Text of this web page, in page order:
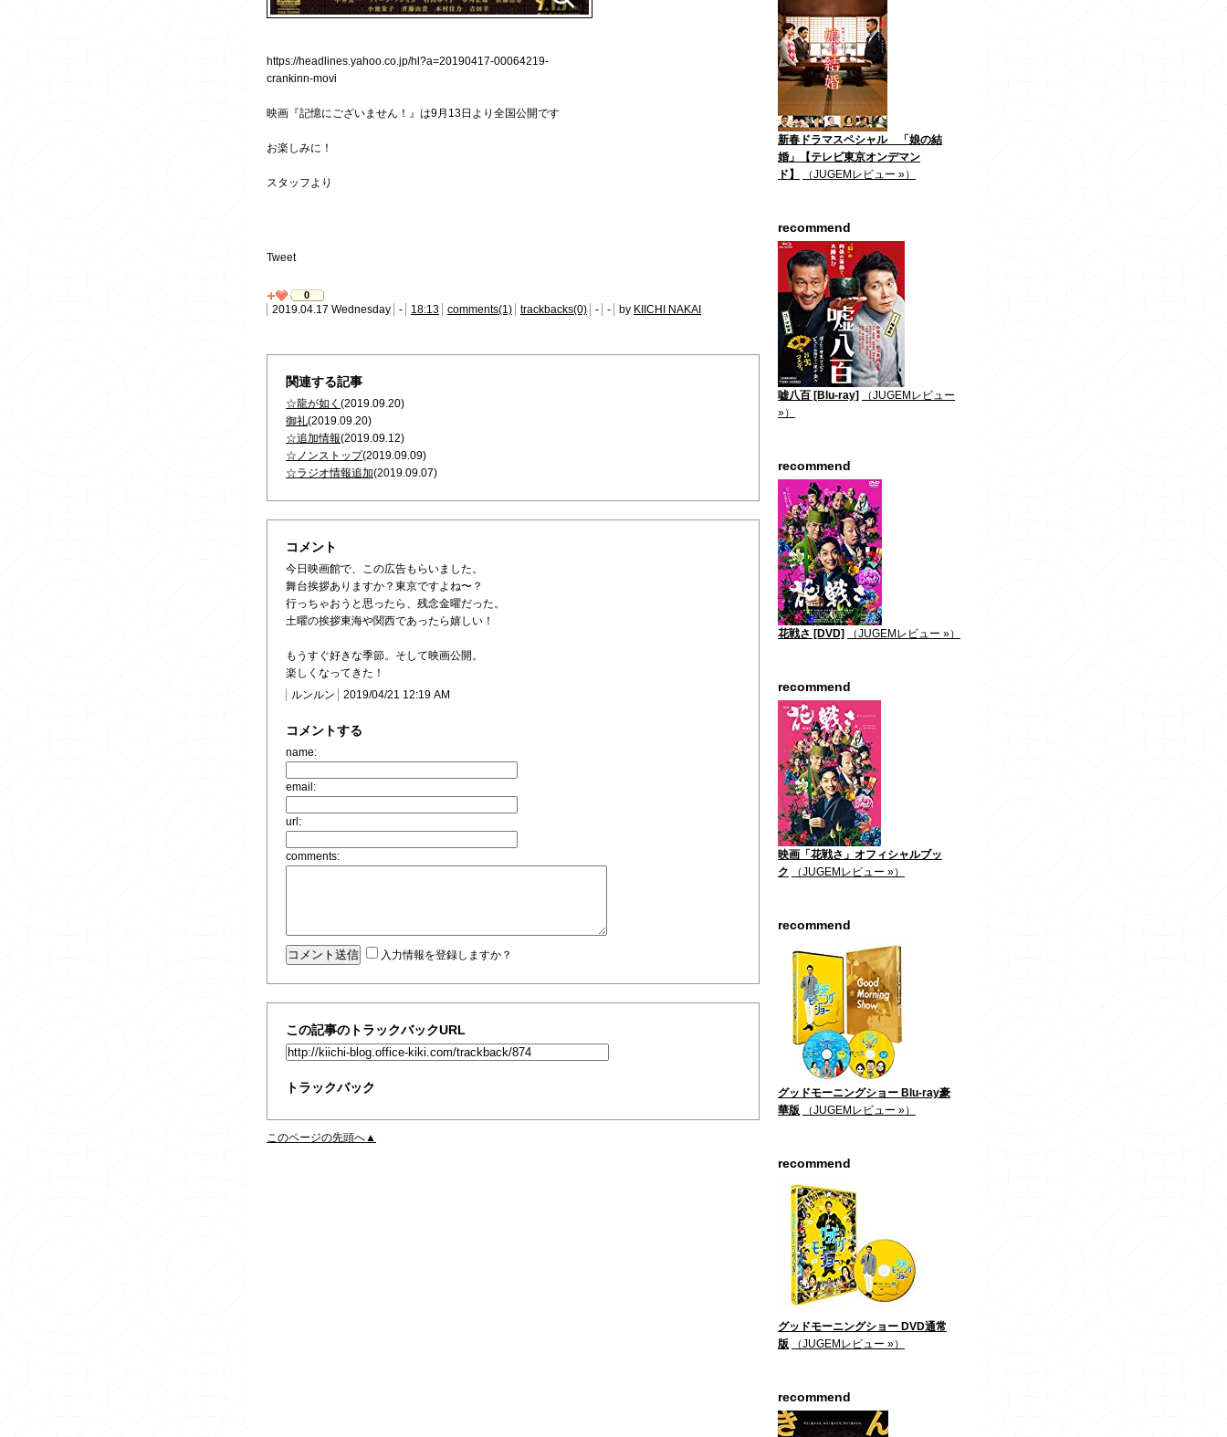
https://headlines.yahoo.co.jp/hl?a=20190417-00064219-
crankinn-movi
映画『記憶にございません！』は9月13日より全国公開です
お楽しみに！
スタッフより
Tweet
0
2019.04.17 Wednesday - 18:13 comments(1) trackbacks(0) - - by KIICHI NAKAI
関連する記事
☆龍が如く (2019.09.20)
御礼(2019.09.20)
☆追加情報(2019.09.12)
☆ノンストップ(2019.09.09)
☆ラジオ情報追加(2019.09.07)
コメント
今日映画館で、この広告もらいました。
舞台挨拶ありますか？東京ですよね〜？
行っちゃおうと思ったら、残念金曜だった。
土曜の挨拶東海や関西であったら嬉しい！
もうすぐ好きな季節。そして映画公開。
楽しくなってきた！
ルンルン
2019/04/21 12:19 AM
コメントする
name:
email:
url:
comments:
入力情報を登録しますか？
この記事のトラックバックURL
トラックバック
このページの先頭へ▲
新春ドラマスペシャル 「娘の結
婚」【テレビ東京オンデマン
ド】
（JUGEMレビュー »）
recommend
嘘八百 [Blu-ray]
（JUGEMレビュー
»）
recommend
花戦さ [DVD] （JUGEMレビュー »）
recommend
映画「花戦さ」オフィシャルブッ
ク
（JUGEMレビュー »）
recommend
グッドモーニングショー Blu-ray豪
華版
（JUGEMレビュー »）
recommend
グッドモーニングショー DVD通常
版
（JUGEMレビュー »）
recommend